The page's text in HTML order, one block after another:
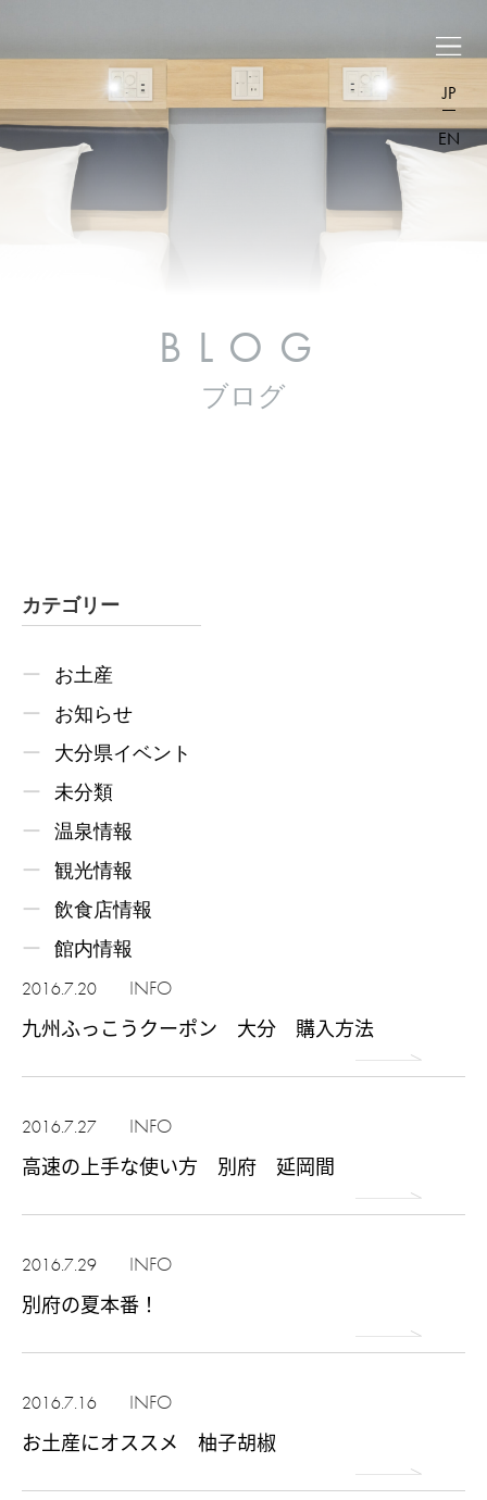
JP
EN
BLOG
ブログ
カテゴリー
お土産
お知らせ
大分県イベント
未分類
温泉情報
観光情報
飲食店情報
館内情報
2016.7.20 INFO
九州ふっこうクーポン 大分 購入方法
2016.7.27 INFO
高速の上手な使い方 別府 延岡間
2016.7.29 INFO
別府の夏本番！
2016.7.16 INFO
お土産にオススメ 柚子胡椒